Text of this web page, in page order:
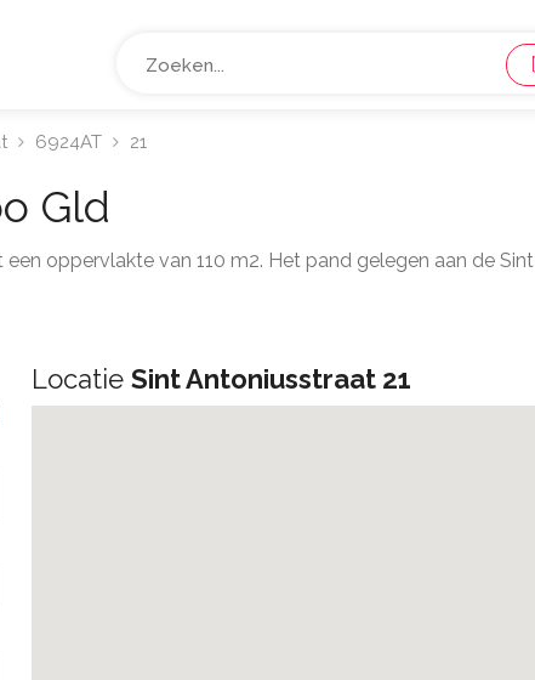
6924AT 21
Gld
oppervlakte van 110 m2. Het pand gelegen aan de Sint
Locatie Sint Antoniusstraat 21